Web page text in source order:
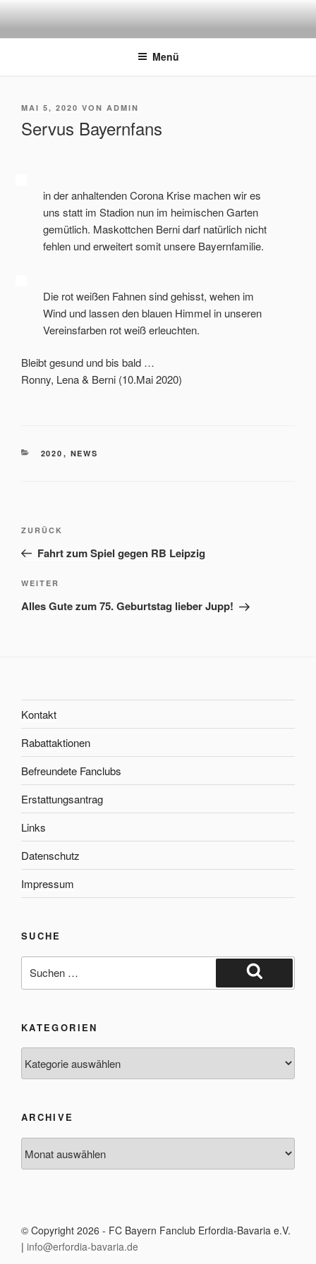
springenERFORDIA BAVARIA E.V.
Herzlich Willkommen auf der Homepage des Erfurter FC Bayern
München Fanclubs Erfordia Bavaria e.V.
Menü
VERÖFFENTLICHT
MAI 5, 2020 VON ADMIN
Servus Bayernfans
in der anhaltenden Corona Krise machen wir es
uns statt im Stadion nun im heimischen Garten
gemütlich. Maskottchen Berni darf natürlich nicht
fehlen und erweitert somit unsere Bayernfamilie.
Die rot weißen Fahnen sind gehisst, wehen im
Wind und lassen den blauen Himmel in unseren
Vereinsfarben rot weiß erleuchten.
Bleibt gesund und bis bald …
Ronny, Lena & Berni (10.Mai 2020)
KATEGORIEN
2020 , NEWS
Beitrags-
Vorheriger
Beitrag
ZURÜCK
Fahrt zum Spiel gegen RB Leipzig
Nächster
Beitrag
WEITER
Alles Gute zum 75. Geburtstag lieber Jupp!
Kontakt
Rabattaktionen
Befreundete Fanclubs
Erstattungsantrag
Links
Datenschutz
Impressum
SUCHE
nach:
Suchen
KATEGORIEN
ARCHIVE
© Copyright 2026 - FC Bayern Fanclub Erfordia-Bavaria e.V.
| info@erfordia-bavaria.de